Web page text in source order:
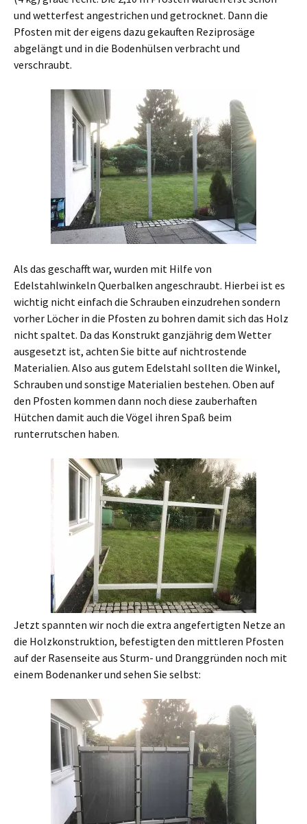
und wetterfest angestrichen und getrocknet. Dann die
Pfosten mit der eigens dazu gekauften Reziprosäge
abgelängt und in die Bodenhülsen verbracht und
verschraubt.
Als das geschafft war, wurden mit Hilfe von
Edelstahlwinkeln Querbalken angeschraubt. Hierbei ist es
wichtig nicht einfach die Schrauben einzudrehen sondern
vorher Löcher in die Pfosten zu bohren damit sich das Holz
nicht spaltet. Da das Konstrukt ganzjährig dem Wetter
ausgesetzt ist, achten Sie bitte auf nichtrostende
Materialien. Also aus gutem Edelstahl sollten die Winkel,
Schrauben und sonstige Materialien bestehen. Oben auf
den Pfosten kommen dann noch diese zauberhaften
Hütchen damit auch die Vögel ihren Spaß beim
runterrutschen haben.
Jetzt spannten wir noch die extra angefertigten Netze an
die Holzkonstruktion, befestigten den mittleren Pfosten
auf der Rasenseite aus Sturm- und Dranggründen noch mit
einem Bodenanker und sehen Sie selbst: